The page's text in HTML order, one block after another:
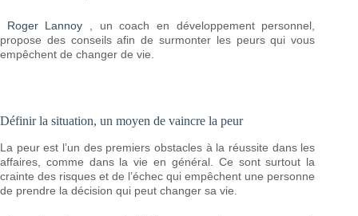
Roger Lannoy , un coach en développement personnel,
propose des conseils afin de surmonter les peurs qui vous
empêchent de changer de vie.
Définir la situation, un moyen de vaincre la peur
La peur est l’un des premiers obstacles à la réussite dans les
affaires, comme dans la vie en général. Ce sont surtout la
crainte des risques et de l’échec qui empêchent une personne
de prendre la décision qui peut changer sa vie.